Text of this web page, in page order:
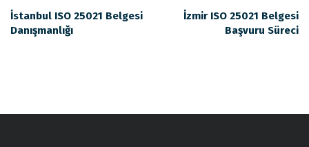
İstanbul ISO 25021 Belgesi
Danışmanlığı
İzmir ISO 25021 Belgesi
Başvuru Süreci